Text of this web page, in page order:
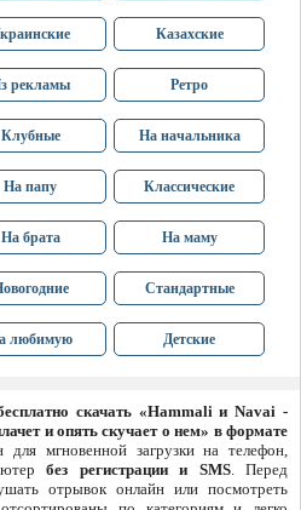
Казахские
рекламы Ретро
Клубные На начальника
На папу Классические
На брата На маму
Стандартные
любимую Детские
скачать «Hammali и Navai -
и опять скучает о нем» в формате
мгновенной загрузки на телефон,
без регистрации и SMS. Перед
отрывок онлайн или посмотреть